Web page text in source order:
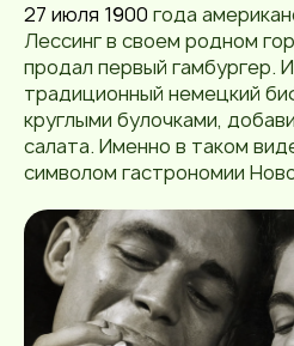
27 июля 1900 года
Лессинг в своем родном
продал первый гамбургер.
традиционный немецкий
круглыми булочками,
салата. Именно в таком
символом гастрономии